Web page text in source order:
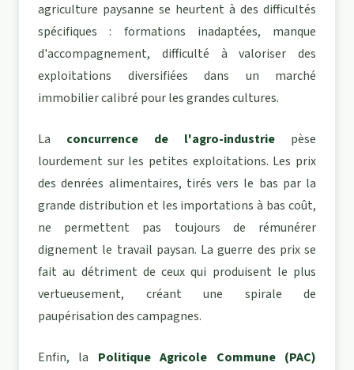
agriculture paysanne se heurtent à des difficultés
spécifiques : formations inadaptées, manque
d'accompagnement, difficulté à valoriser des
exploitations diversifiées dans un marché
immobilier calibré pour les grandes cultures.
La concurrence de l'agro-industrie pèse
lourdement sur les petites exploitations. Les prix
des denrées alimentaires, tirés vers le bas par la
grande distribution et les importations à bas coût,
ne permettent pas toujours de rémunérer
dignement le travail paysan. La guerre des prix se
fait au détriment de ceux qui produisent le plus
vertueusement, créant une spirale de
paupérisation des campagnes.
Enfin, la Politique Agricole Commune (PAC)